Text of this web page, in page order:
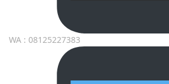
WA : 08125227383